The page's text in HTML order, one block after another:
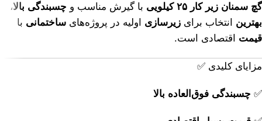
گچ سمنان زیر کار ۲۵ کیلویی
با گیرش مناسب و چسبندگی بالا،
بهترین انتخاب برای زیرسازی اولیه در پروژه‌های ساختمانی با
قیمت اقتصادی است.
مزایای کلیدی ✅
✅ چسبندگی فوق‌العاده بالا